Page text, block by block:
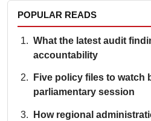
POPULAR READS
What the latest audit
accountability
Five policy files to watch
parliamentary session
How regional